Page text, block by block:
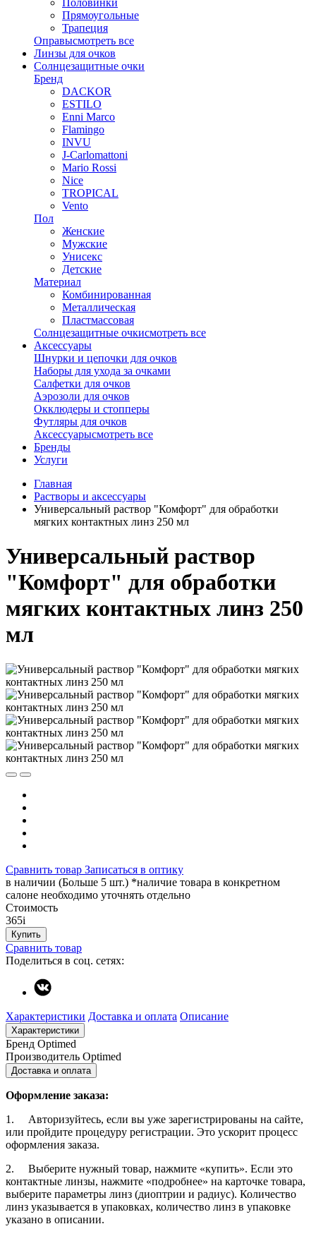
Прямоугольные
Трапеция
Оправысмотреть все
Линзы для очков
Солнцезащитные очки
Бренд
DACKOR
ESTILO
Enni Marco
Flamingo
INVU
J-Carlomattoni
Mario Rossi
Nice
TROPICAL
Vento
Пол
Женские
Мужские
Унисекс
Детские
Материал
Комбинированная
Металлическая
Пластмассовая
Солнцезащитные очкисмотреть все
Аксессуары
Шнурки и цепочки для очков
Наборы для ухода за очками
Салфетки для очков
Аэрозоли для очков
Окклюдеры и стопперы
Футляры для очков
Аксессуарысмотреть все
Бренды
Услуги
Главная
Растворы и аксессуары
Универсальный раствор "Комфорт" для обработки
мягких контактных линз 250 мл
Универсальный раствор
"Комфорт" для обработки
мягких контактных линз 250
мл
Сравнить товар Записаться в оптику
в наличии (Больше 5 шт.) *наличие товара в конкретном
салоне необходимо уточнять отдельно
Стоимость
365i
Купить
Сравнить товар
Поделиться в соц. сетях:
Характеристики Доставка и оплата Описание
Характеристики
Бренд Optimed
Производитель Optimed
Доставка и оплата
Оформление заказа:
1. Авторизуйтесь, если вы уже зарегистрированы на сайте,
или пройдите процедуру регистрации. Это ускорит процесс
оформления заказа.
2. Выберите нужный товар, нажмите «купить». Если это
контактные линзы, нажмите «подробнее» на карточке товара,
выберите параметры линз (диоптрии и радиус). Количество
линз указывается в упаковках, количество линз в упаковке
указано в описании.